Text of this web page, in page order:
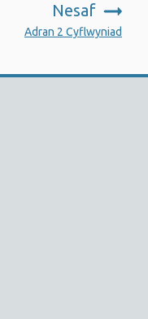
Nesaf
Adran 2 Cyflwyniad